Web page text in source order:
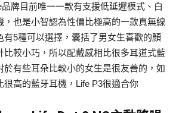
牌目前唯一一款有支援低延遲模式、白
，也是小智認為性價比極高的一款真無線
有5種可以選擇，囊括了男女生喜歡的顏
比較小巧，所以配戴感相比很多耳道式藍
於有些耳朵比較小的女生是很友善的，如
很高的藍牙耳機，Life P3很適合你